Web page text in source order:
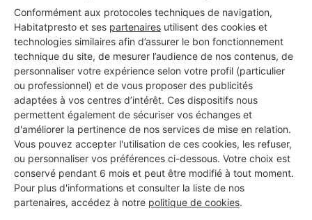
Conformément aux protocoles techniques de navigation,
Habitatpresto et ses partenaires utilisent des cookies et
technologies similaires afin d’assurer le bon fonctionnement
technique du site, de mesurer l’audience de nos contenus, de
personnaliser votre expérience selon votre profil (particulier
ou professionnel) et de vous proposer des publicités
adaptées à vos centres d’intérêt. Ces dispositifs nous
permettent également de sécuriser vos échanges et
d'améliorer la pertinence de nos services de mise en relation.
Vous pouvez accepter l'utilisation de ces cookies, les refuser,
ou personnaliser vos préférences ci-dessous. Votre choix est
conservé pendant 6 mois et peut être modifié à tout moment.
Pour plus d'informations et consulter la liste de nos
partenaires, accédez à notre politique de cookies.
DEMANDER UN DEVIS